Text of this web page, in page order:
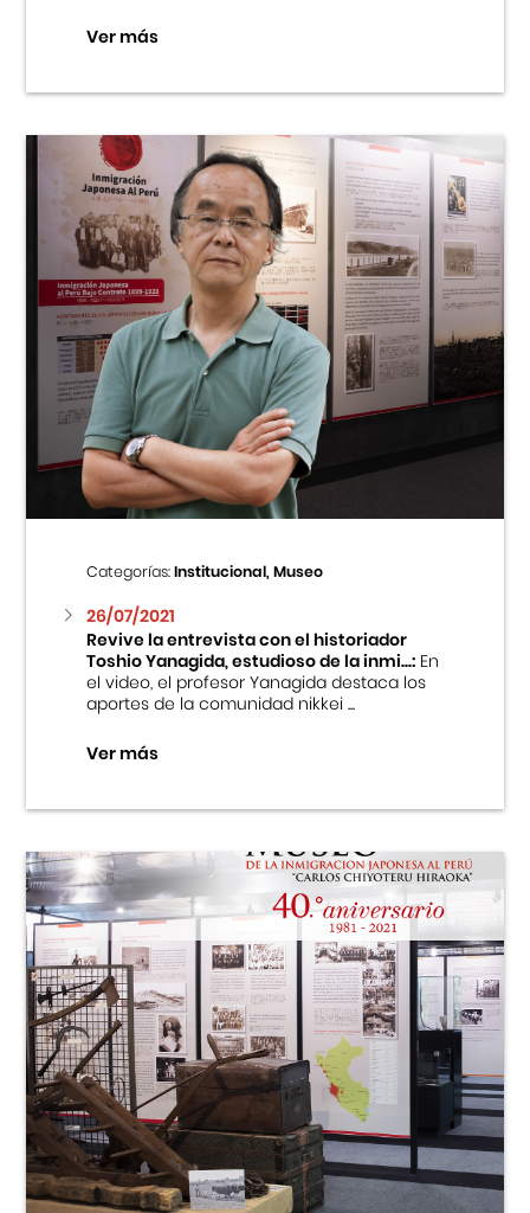
Ver más
Categorías:Institucional, Museo
26/07/2021
Revive la entrevista con el historiador
Toshio Yanagida, estudioso de la inmi...:En
el video, el profesor Yanagida destaca los
aportes de la comunidad nikkei ...
Ver más